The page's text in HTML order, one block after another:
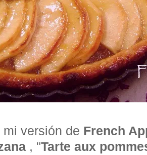
versión de French
, "Tarte aux